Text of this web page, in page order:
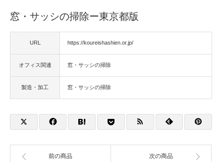
窓・サッシの掃除ー東京都版
URL https://koureishashien.or.jp/
オフィス関連 窓・サッシの掃除
製造・加工 窓・サッシの掃除
前の商品 次の商品
店舗・建築
物流・運送